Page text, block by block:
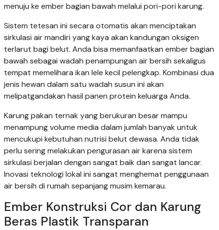
menuju ke ember bagian bawah melalui pori-pori karung.
Sistem tetesan ini secara otomatis akan menciptakan
sirkulasi air mandiri yang kaya akan kandungan oksigen
terlarut bagi belut. Anda bisa memanfaatkan ember bagian
bawah sebagai wadah penampungan air bersih sekaligus
tempat memelihara ikan lele kecil pelengkap. Kombinasi dua
jenis hewan dalam satu wadah susun ini akan
melipatgandakan hasil panen protein keluarga Anda.
Karung pakan ternak yang berukuran besar mampu
menampung volume media dalam jumlah banyak untuk
mencukupi kebutuhan nutrisi belut dewasa. Anda tidak
perlu sering melakukan pengurasan air karena sistem
sirkulasi berjalan dengan sangat baik dan sangat lancar.
Inovasi teknologi lokal ini sangat menghemat penggunaan
air bersih di rumah sepanjang musim kemarau.
Ember Konstruksi Cor dan Karung
Beras Plastik Transparan